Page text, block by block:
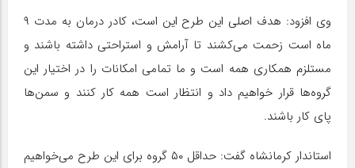
وی افزود: هدف اصلی این طرح این است، کادر درمان به مدت ۹
ماه است زحمت می‌کشند تا آرامش و استراحتی داشته باشند و
مستلزم همکاری همه است و ما تمامی امکانات را در اختیار این
گروه‌ها قرار خواهیم داد و انتظار است همه کار کنند و سمن‌ها
پای کار باشند.
استاندار کرمانشاه گفت: حداقل ۵۰ گروه برای این طرح می‌خواهیم